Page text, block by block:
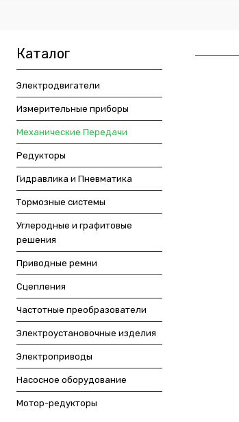
Каталог
Электродвигатели
Измерительные приборы
Механические Передачи
Редукторы
Гидравлика и Пневматика
Тормозные системы
Углеродные и графитовые
решения
Приводные ремни
Сцепления
Частотные преобразователи
Электроустановочные изделия
Электроприводы
Насосное оборудование
Мотор-редукторы